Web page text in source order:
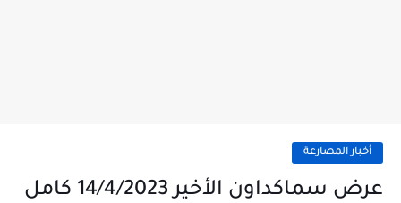
أخبار المصارعة
عرض سماكداون الأخير 14/4/2023 كامل